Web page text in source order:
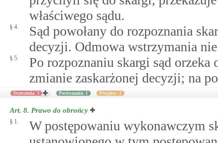
właściwego sądu.
§ 4.
Sąd powołany do rozpoznania
decyzji. Odmowa wstrzymania
§ 5.
Po rozpoznaniu skargi sąd
zmianie zaskarżonej decyzji; na
Orzeczenia: 3 Porównania: 1 Przypisy: 2
Art. 8. Prawo do obrońcy
§ 1.
W postępowaniu wykonawczym